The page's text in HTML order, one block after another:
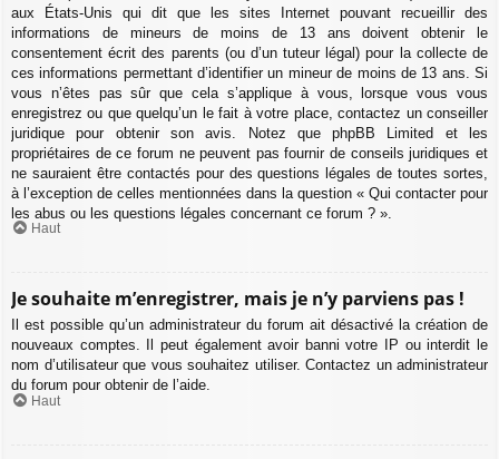
aux États-Unis qui dit que les sites Internet pouvant recueillir des
informations de mineurs de moins de 13 ans doivent obtenir le
consentement écrit des parents (ou d’un tuteur légal) pour la collecte de
ces informations permettant d’identifier un mineur de moins de 13 ans. Si
vous n’êtes pas sûr que cela s’applique à vous, lorsque vous vous
enregistrez ou que quelqu’un le fait à votre place, contactez un conseiller
juridique pour obtenir son avis. Notez que phpBB Limited et les
propriétaires de ce forum ne peuvent pas fournir de conseils juridiques et
ne sauraient être contactés pour des questions légales de toutes sortes,
à l’exception de celles mentionnées dans la question « Qui contacter pour
les abus ou les questions légales concernant ce forum ? ».
Haut
Je souhaite m’enregistrer, mais je n’y parviens pas !
Il est possible qu’un administrateur du forum ait désactivé la création de
nouveaux comptes. Il peut également avoir banni votre IP ou interdit le
nom d’utilisateur que vous souhaitez utiliser. Contactez un administrateur
du forum pour obtenir de l’aide.
Haut